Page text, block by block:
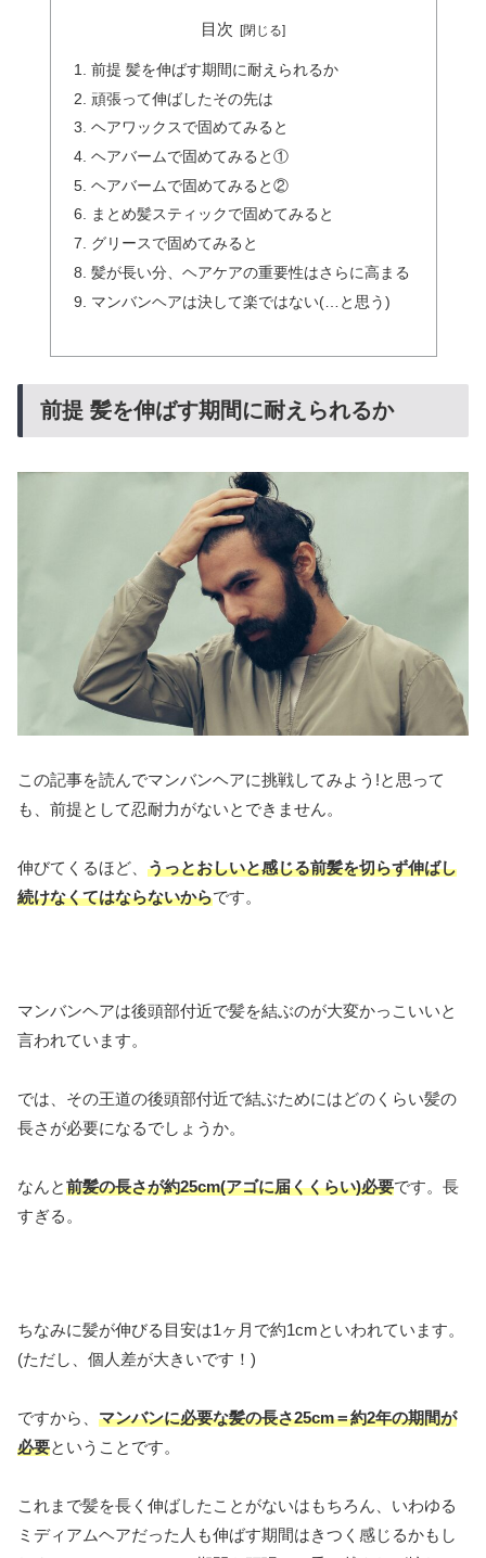
目次
前提 髪を伸ばす期間に耐えられるか
頑張って伸ばしたその先は
ヘアワックスで固めてみると
ヘアバームで固めてみると①
ヘアバームで固めてみると②
まとめ髪スティックで固めてみると
グリースで固めてみると
髪が長い分、ヘアケアの重要性はさらに高まる
マンバンヘアは決して楽ではない(…と思う)
前提 髪を伸ばす期間に耐えられるか
この記事を読んでマンバンヘアに挑戦してみよう!と思って
も、前提として忍耐力がないとできません。
伸びてくるほど、 うっとおしいと感じる前髪を切らず伸ばし
続けなくてはならないからです。
マンバンヘアは後頭部付近で髪を結ぶのが大変かっこいいと
言われています。
では、その王道の後頭部付近で結ぶためにはどのくらい髪の
長さが必要になるでしょうか。
なんと前髪の長さが約25cm(アゴに届くくらい)必要です。長
すぎる。
ちなみに髪が伸びる目安は1ヶ月で約1cmといわれています。
(ただし、個人差が大きいです！)
ですから、 マンバンに必要な髪の長さ25cm＝約2年の期間が
必要ということです。
これまで髪を長く伸ばしたことがないはもちろん、いわゆる
ミディアムヘアだった人も伸ばす期間はきつく感じるかもし